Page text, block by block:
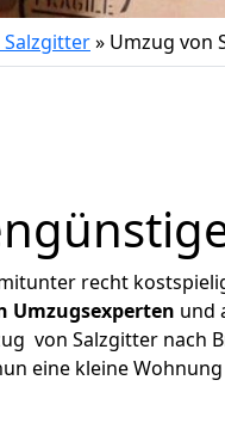
» Umzug von
recht
Umzugsexperten und
von Salzgitter nach
eine kleine